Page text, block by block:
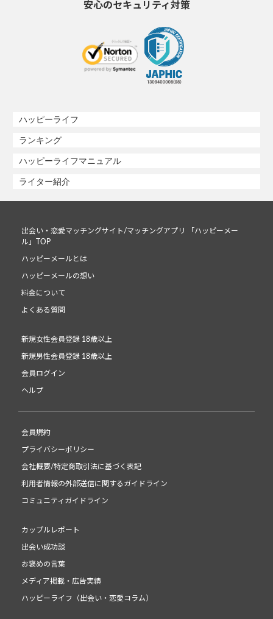
安心のセキュリティ対策
ハッピーライフ
ランキング
ハッピーライフマニュアル
ライター紹介
出会い・恋愛マッチングサイト/マッチングアプリ 「ハッピーメー
ル」TOP
ハッピーメールとは
ハッピーメールの想い
料金について
よくある質問
新規女性会員登録 18歳以上
新規男性会員登録 18歳以上
会員ログイン
ヘルプ
会員規約
プライバシーポリシー
会社概要/特定商取引法に基づく表記
利用者情報の外部送信に関するガイドライン
コミュニティガイドライン
カップルレポート
出会い成功談
お褒めの言葉
メディア掲載・広告実績
ハッピーライフ（出会い・恋愛コラム）